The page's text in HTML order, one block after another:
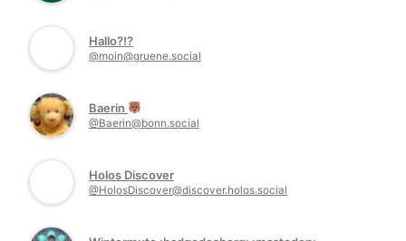
Hallo?!?
@moin@gruene.social
Baerin
@Baerin@bonn.social
Holos Discover
@HolosDiscover@discover.holos.social